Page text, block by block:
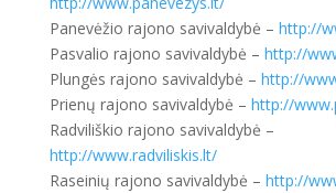
Panevėžio rajono savivaldybė – http://
Pasvalio rajono savivaldybė – http://
Plungės rajono savivaldybė – http://
Prienų rajono savivaldybė – http://
Radviliškio rajono savivaldybė –
http://www.radviliskis.lt/
Raseinių rajono savivaldybė – http://